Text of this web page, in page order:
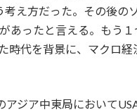
え方だった。その後
ったと言える。もう
時代を背景に、マクロ
ジア中東局において